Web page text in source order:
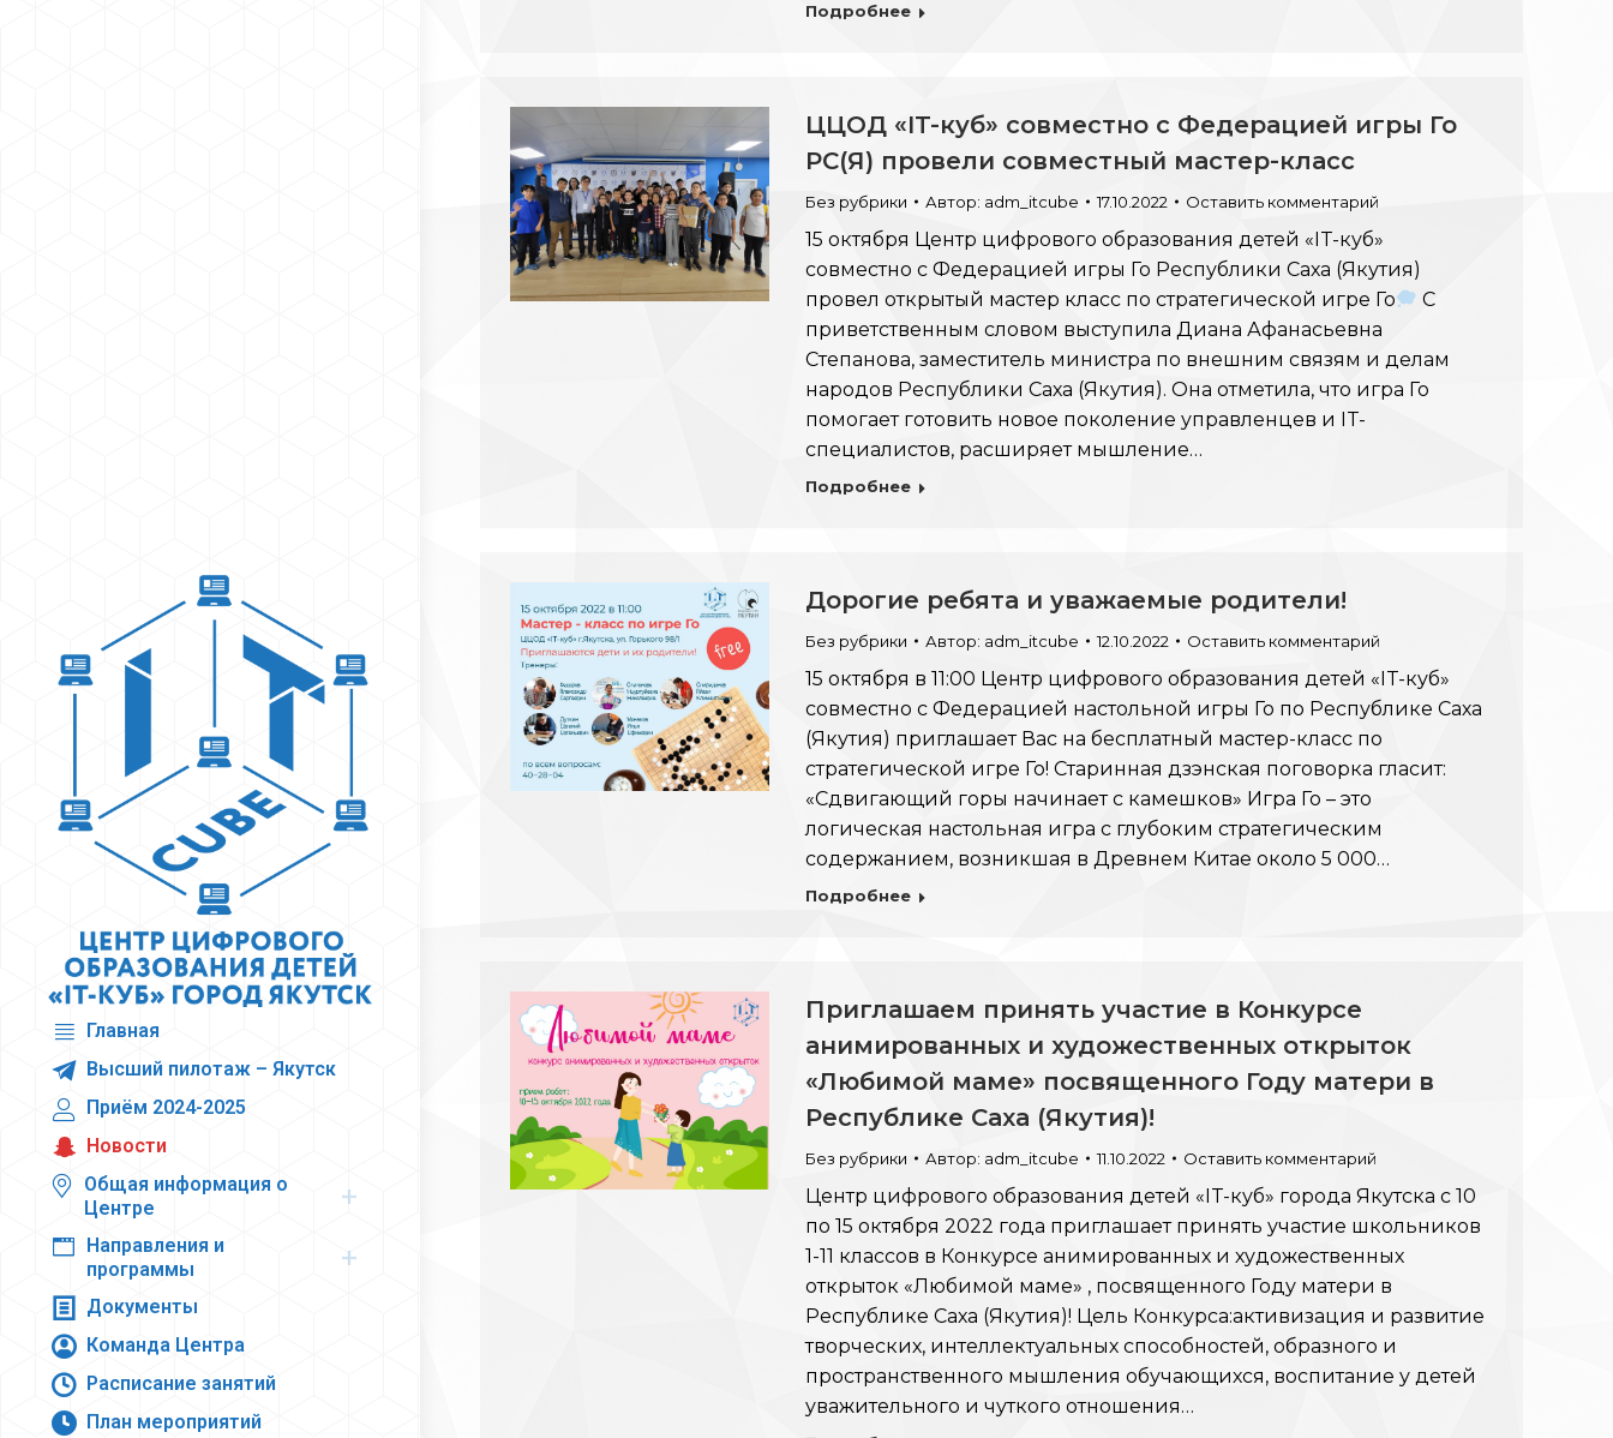
Главная
Высший пилотаж – Якутск
Приём 2024-2025
Новости
Общая информация о
Центре
Направления и
программы
Документы
Команда Центра
Расписание занятий
План мероприятий
Подробнее
ЦЦОД «IT-куб» совместно с Федерацией игры Го
РС(Я) провели совместный мастер-класс
Без рубрики Автор: adm_itcube 17.10.2022 Оставить комментарий
15 октября Центр цифрового образования детей «IT-куб»
совместно с Федерацией игры Го Республики Саха (Якутия)
провел открытый мастер класс по стратегической игре Го
С
приветственным словом выступила Диана Афанасьевна
Степанова, заместитель министра по внешним связям и делам
народов Республики Саха (Якутия). Она отметила, что игра Го
помогает готовить новое поколение управленцев и IT-
специалистов, расширяет мышление…
Подробнее
Дорогие ребята и уважаемые родители!
Без рубрики Автор: adm_itcube 12.10.2022 Оставить комментарий
15 октября в 11:00 Центр цифрового образования детей «IT-куб»
совместно с Федерацией настольной игры Го по Республике Саха
(Якутия) приглашает Вас на бесплатный мастер-класс по
стратегической игре Го! Старинная дзэнская поговорка гласит:
«Сдвигающий горы начинает с камешков» Игра Го – это
логическая настольная игра с глубоким стратегическим
содержанием, возникшая в Древнем Китае около 5 000…
Подробнее
Приглашаем принять участие в Конкурсе
анимированных и художественных открыток
«Любимой маме» посвященного Году матери в
Республике Саха (Якутия)!
Без рубрики Автор: adm_itcube 11.10.2022 Оставить комментарий
Центр цифрового образования детей «IT-куб» города Якутска с 10
по 15 октября 2022 года приглашает принять участие школьников
1-11 классов в Конкурсе анимированных и художественных
открыток «Любимой маме» , посвященного Году матери в
Республике Саха (Якутия)! Цель Конкурса:активизация и развитие
творческих, интеллектуальных способностей, образного и
пространственного мышления обучающихся, воспитание у детей
уважительного и чуткого отношения…